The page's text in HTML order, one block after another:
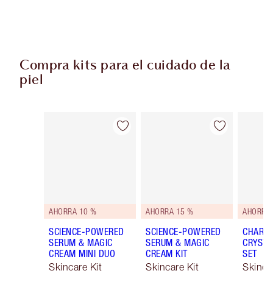
Compra kits para el cuidado de la
piel
Artículo 1 de 48
AHORRA 10 %
SCIENCE-POWERED
SERUM & MAGIC
CREAM MINI DUO
Skincare Kit
Artículo 2 de 48
AHORRA 15 %
SCIENCE-POWERED
SERUM & MAGIC
CREAM KIT
Skincare Kit
SET